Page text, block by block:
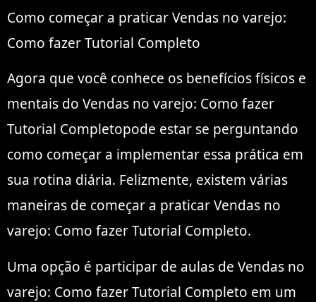
Como começar a praticar Vendas no varejo:
Como fazer Tutorial Completo
Agora que você conhece os benefícios físicos e
mentais do Vendas no varejo: Como fazer
Tutorial Completopode estar se perguntando
como começar a implementar essa prática em
sua rotina diária. Felizmente, existem várias
maneiras de começar a praticar Vendas no
varejo: Como fazer Tutorial Completo.
Uma opção é participar de aulas de Vendas no
varejo: Como fazer Tutorial Completo em um